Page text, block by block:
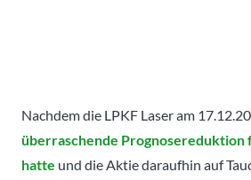
Nachdem die LPKF Laser am
überraschende Prognosereduktion
hatte und die Aktie daraufhin auf